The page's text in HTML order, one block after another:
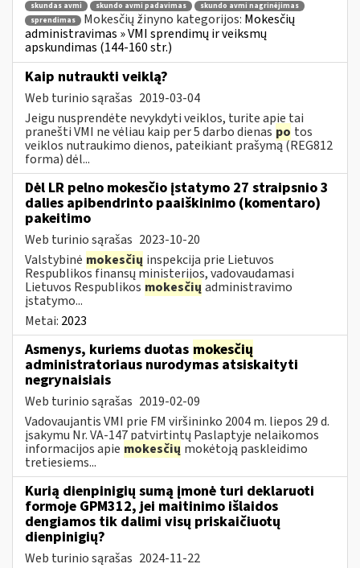
skundas avmi
skundo avmi padavimas
skundo avmi nagrinėjimas
sprendimas
Mokesčių žinyno kategorijos: Mokesčių
administravimas » VMI sprendimų ir veiksmų
apskundimas (144-160 str.)
Kaip nutraukti veiklą?
Web turinio sąrašas 2019-03-04
Jeigu nusprendėte nevykdyti veiklos, turite apie tai
pranešti VMI ne vėliau kaip per 5 darbo dienas po tos
veiklos nutraukimo dienos, pateikiant prašymą (REG812
forma) dėl...
Dėl LR pelno mokesčio įstatymo 27 straipsnio 3
dalies apibendrinto paaiškinimo (komentaro)
pakeitimo
Web turinio sąrašas 2023-10-20
Valstybinė mokesčių inspekcija prie Lietuvos
Respublikos finansų ministerijos, vadovaudamasi
Lietuvos Respublikos mokesčių administravimo
įstatymo...
Metai: 2023
Asmenys, kuriems duotas mokesčių
administratoriaus nurodymas atsiskaityti
negrynaisiais
Web turinio sąrašas 2019-02-09
Vadovaujantis VMI prie FM viršininko 2004 m. liepos 29 d.
įsakymu Nr. VA-147 patvirtintų Paslaptyje nelaikomos
informacijos apie mokesčių mokėtoją paskleidimo
tretiesiems...
Kurią dienpinigių sumą įmonė turi deklaruoti
formoje GPM312, jei maitinimo išlaidos
dengiamos tik dalimi visų priskaičiuotų
dienpinigių?
Web turinio sąrašas 2024-11-22